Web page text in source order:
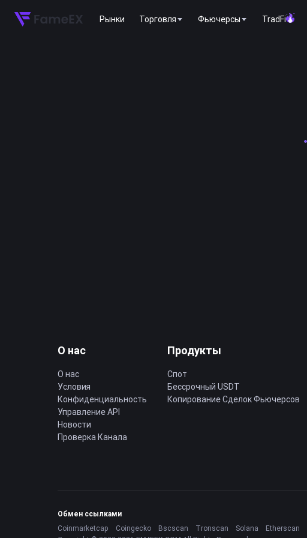
Рынки Торговля Фьючерсы TradFi
О нас
О нас
Условия
Конфиденциальность
Управление API
Новости
Проверка Канала
Продукты
Спот
Бессрочный USDT
Копирование Cделок Фьючерсов
Обмен ссылками
Coinmarketcap
Coingecko Bscscan Tronscan Solana Etherscan